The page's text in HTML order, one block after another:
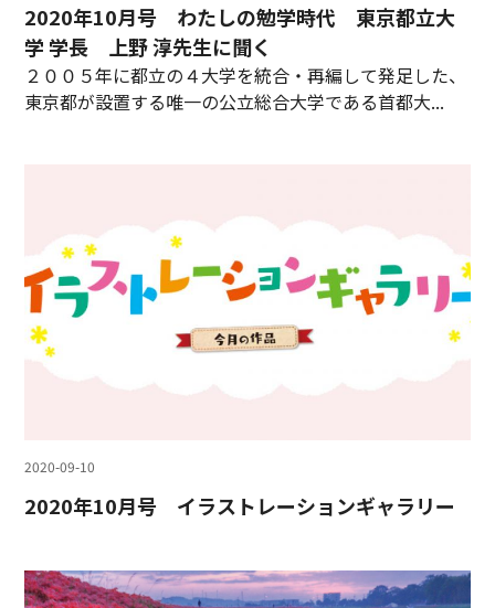
2020年10月号 わたしの勉学時代 東京都立大
学 学長 上野 淳先生に聞く
２００５年に都立の４大学を統合・再編して発足した、
東京都が設置する唯一の公立総合大学である首都大...
2020-09-10
2020年10月号 イラストレーションギャラリー